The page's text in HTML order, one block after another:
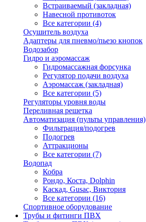
Встраиваемый (закладная)
Навесной противоток
Все категории (4)
Осушитель воздуха
Адаптеры для пневмо/пьезо кнопок
Водозабор
Гидро и аэромассаж
Гидромассажная форсунка
Регулятор подачи воздуха
Аэромассаж (закладная)
Все категории (5)
Регуляторы уровня воды
Переливная решетка
Автоматизация (пульты управления)
Фильтрация/подогрев
Подогрев
Аттракционы
Все категории (7)
Водопад
Кобра
Рондо, Коста, Dolphin
Каскад, Gusac, Виктория
Все категории (16)
Спортивное оборудование
Трубы и фитинги ПВХ